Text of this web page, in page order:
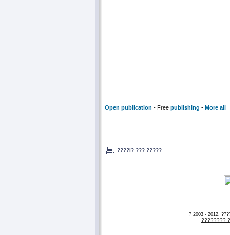
Open publication - Free publishing - More ali
?????????????
?????????? ?? ?????????? ??????????? ?
????i? ??? ?????
? 2003 - 2012.
????????